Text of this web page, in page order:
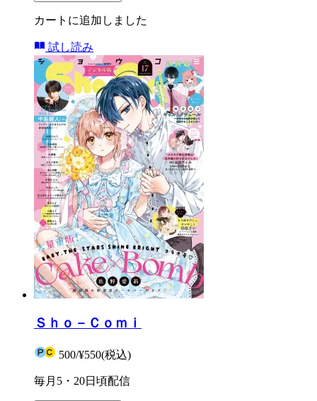
カートに追加しました
試し読み
Ｓｈｏ－Ｃｏｍｉ
500/¥550(税込)
毎月5・20日頃配信